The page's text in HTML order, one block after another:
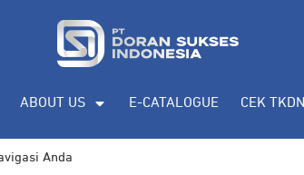
ABOUT US E-CATALOGUE CEK TKDN
Anda